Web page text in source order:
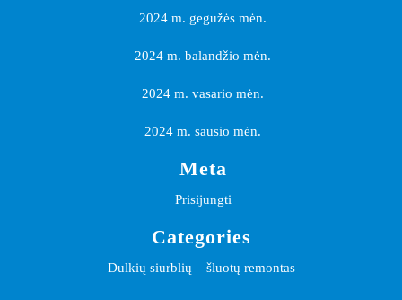
2024 m. gegužės mėn.
2024 m. balandžio mėn.
2024 m. vasario mėn.
2024 m. sausio mėn.
Meta
Prisijungti
Categories
Dulkių siurblių – šluotų remontas